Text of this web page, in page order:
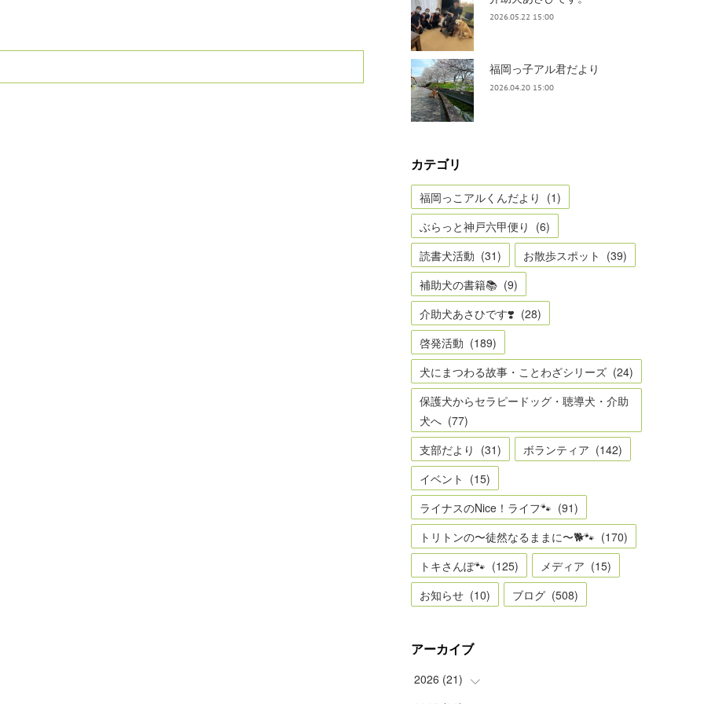
2026.05.22 15:00
福岡っ子アル君だより
2026.04.20 15:00
カテゴリ
福岡っこアルくんだより (1)
ぶらっと神戸六甲便り (6)
読書犬活動 (31) お散歩スポット (39)
補助犬の書籍📚 (9)
介助犬あさひです❣️ (28)
啓発活動 (189)
犬にまつわる故事・ことわざシリーズ (24)
保護犬からセラピードッグ・聴導犬・介助
犬へ (77)
支部だより (31) ボランティア (142)
イベント (15)
ライナスのNice！ライフ🐾 (91)
トリトンの〜徒然なるままに〜🐕🐾 (170)
トキさんぽ🐾 (125) メディア (15)
お知らせ (10) ブログ (508)
アーカイブ
2026 (21)